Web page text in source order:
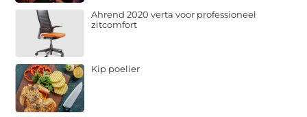
Ahrend 2020 verta voor professioneel
zitcomfort
Kip poelier